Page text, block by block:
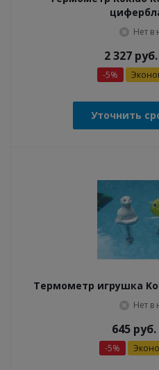
Нет в
2 327руб.
-5%
Уточнить
Термометр игрушка
Нет в
645 руб.
-5%